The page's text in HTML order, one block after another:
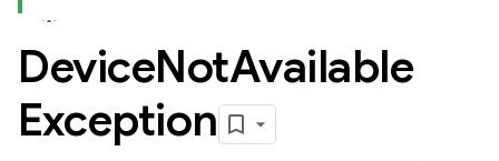
DeviceNotAvailable
Exception